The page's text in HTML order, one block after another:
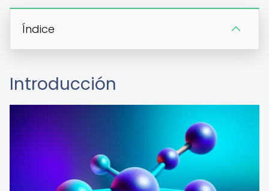
Índice
Introducción